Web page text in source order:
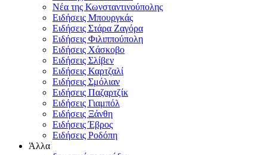
Νέα της Κωνσταντινούπολης
Ειδήσεις Μπουργκάς
Ειδήσεις Στάρα Ζαγόρα
Ειδήσεις Φιλιππούπολη
Ειδήσεις Χάσκοβο
Ειδήσεις Σλίβεν
Ειδήσεις Καρτζαλί
Ειδήσεις Σμόλιαν
Ειδήσεις Παζαρτζίκ
Ειδήσεις Γιαμπόλ
Ειδήσεις Ξάνθη
Ειδήσεις Έβρος
Ειδήσεις Ροδόπη
Άλλα